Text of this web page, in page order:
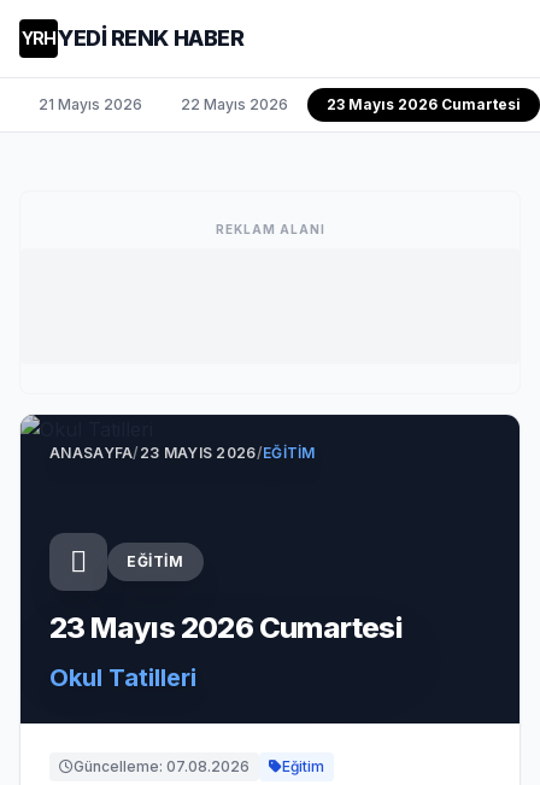
YRHYEDİ RENK HABER
21 Mayıs 2026 22 Mayıs 2026 23 Mayıs 2026 Cumartesi
REKLAM ALANI
ANASAYFA/23 MAYIS 2026/EĞITIM
EĞITIM
23 Mayıs 2026 Cumartesi
Okul Tatilleri
Güncelleme: 07.08.2026 Eğitim